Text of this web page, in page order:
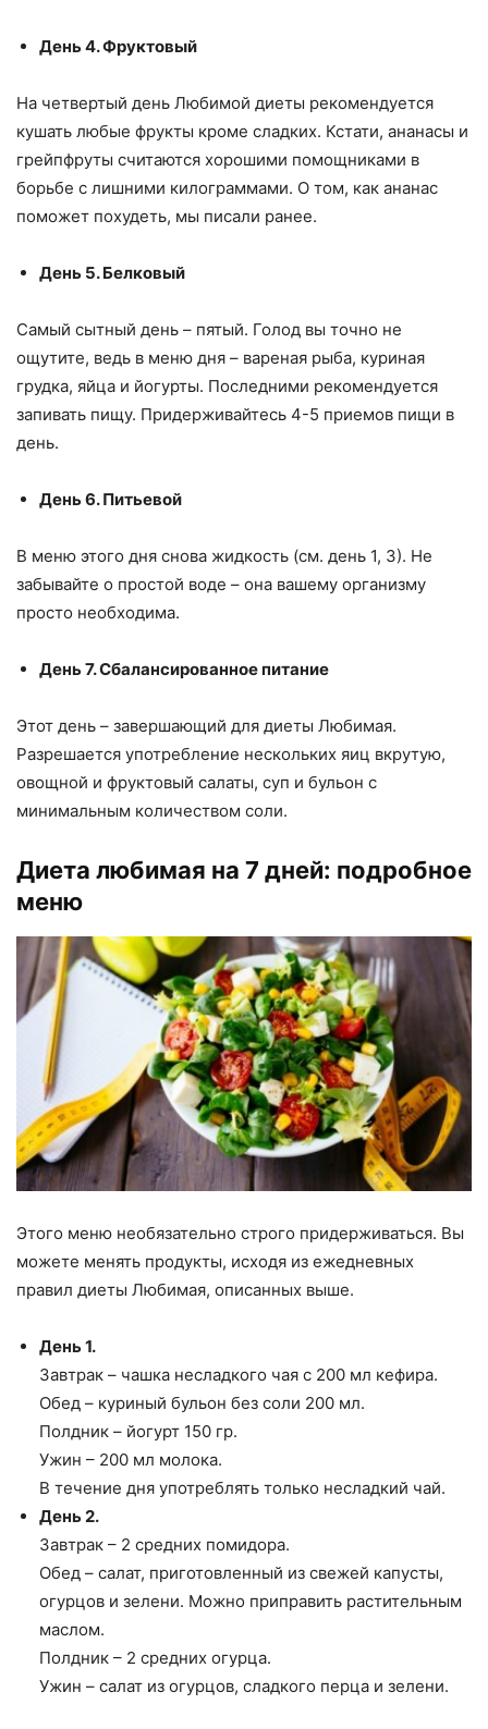
День 4. Фруктовый
На четвертый день Любимой диеты рекомендуется
кушать любые фрукты кроме сладких. Кстати, ананасы и
грейпфруты считаются хорошими помощниками в
борьбе с лишними килограммами. О том, как ананас
поможет похудеть, мы писали ранее.
День 5. Белковый
Самый сытный день – пятый. Голод вы точно не
ощутите, ведь в меню дня – вареная рыба, куриная
грудка, яйца и йогурты. Последними рекомендуется
запивать пищу. Придерживайтесь 4-5 приемов пищи в
день.
День 6. Питьевой
В меню этого дня снова жидкость (см. день 1, 3). Не
забывайте о простой воде – она вашему организму
просто необходима.
День 7. Сбалансированное питание
Этот день – завершающий для диеты Любимая.
Разрешается употребление нескольких яиц вкрутую,
овощной и фруктовый салаты, суп и бульон с
минимальным количеством соли.
Диета любимая на 7 дней: подробное
меню
Этого меню необязательно строго придерживаться. Вы
можете менять продукты, исходя из ежедневных
правил диеты Любимая, описанных выше.
День 1.
Завтрак – чашка несладкого чая с 200 мл кефира.
Обед – куриный бульон без соли 200 мл.
Полдник – йогурт 150 гр.
Ужин – 200 мл молока.
В течение дня употреблять только несладкий чай.
День 2.
Завтрак – 2 средних помидора.
Обед – салат, приготовленный из свежей капусты,
огурцов и зелени. Можно приправить растительным
маслом.
Полдник – 2 средних огурца.
Ужин – салат из огурцов, сладкого перца и зелени.